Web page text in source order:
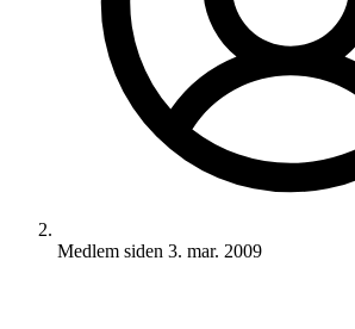
Medlem siden 3. mar. 2009